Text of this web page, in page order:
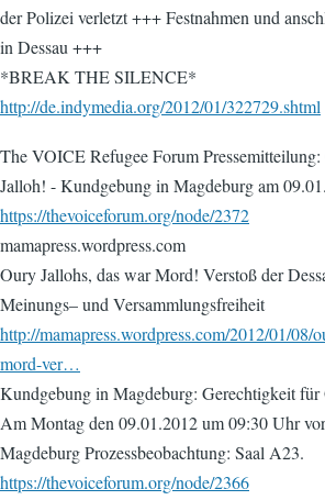
der Polizei verletzt +++ Festnahmen und
in Dessau +++
*BREAK THE SILENCE*
http://de.indymedia.org/2012/01/322729.shtml
The VOICE Refugee Forum
Jalloh! - Kundgebung in Magdeburg am 09.01.
https://thevoiceforum.org/node/2372
mamapress.wordpress.com
Oury Jallohs, das war Mord! Verstoß der
Meinungs– und Versammlungsfreiheit
http://mamapress.wordpress.com/2012/01/08/
mord-ver…
Kundgebung in Magdeburg: Gerechtigkeit
Am Montag den 09.01.2012 um 09:30 Uhr
Magdeburg Prozessbeobachtung: Saal A23.
https://thevoiceforum.org/node/2366